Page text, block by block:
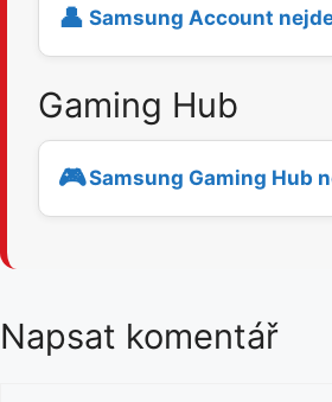
👤 Samsung Account
Gaming Hub
🎮Samsung Gaming Hub
Napsat komentář